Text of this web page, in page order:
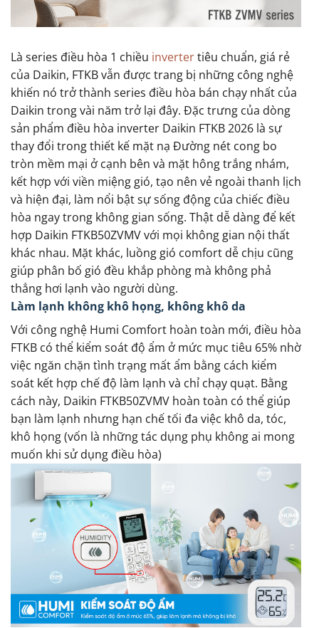
Là series điều hòa 1 chiều invertertiêu chuẩn, giá rẻ
của Daikin, FTKB vẫn được trang bị những công nghệ
khiến nó trở thành series điều hòa bán chạy nhất của
Daikin trong vài năm trở lại đây. Đặc trưng của dòng
sản phẩm điều hòa inverter Daikin FTKB 2026 là sự
thay đổi trong thiết kế mặt nạ Đường nét cong bo
tròn mềm mại ở cạnh bên và mặt hông trắng nhám,
kết hợp với viền miệng gió, tạo nên vẻ ngoài thanh lịch
và hiện đại, làm nổi bật sự sống động của chiếc điều
hòa ngay trong không gian sống. Thật dễ dàng để kết
hợp Daikin FTKB50ZVMV với mọi không gian nội thất
khác nhau. Mặt khác, luồng gió comfort dễ chịu cũng
giúp phân bố gió đều khắp phòng mà không phả
thẳng hơi lạnh vào người dùng.
Làm lạnh không khô họng, không khô da
Với công nghệ Humi Comfort hoàn toàn mới, điều hòa
FTKB có thể kiểm soát độ ẩm ở mức mục tiêu 65% nhờ
việc ngăn chặn tình trạng mất ẩm bằng cách kiểm
soát kết hợp chế độ làm lạnh và chỉ chạy quạt. Bằng
cách này, Daikin FTKB50ZVMV hoàn toàn có thể giúp
bạn làm lạnh nhưng hạn chế tối đa việc khô da, tóc,
khô họng (vốn là những tác dụng phụ không ai mong
muốn khi sử dụng điều hòa)